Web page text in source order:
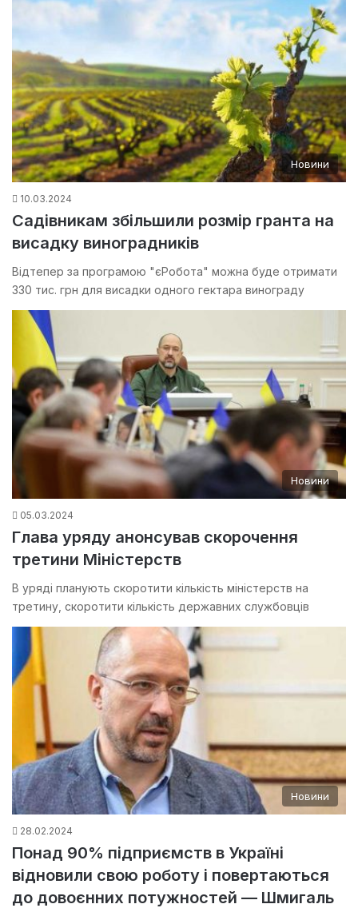
Новини
10.03.2024
Садівникам збільшили розмір гранта на
висадку виноградників
Відтепер за програмою "єРобота" можна буде отримати
330 тис. грн для висадки одного гектара винограду
Новини
05.03.2024
Глава уряду анонсував скорочення
третини Міністерств
В уряді планують скоротити кількість міністерств на
третину, скоротити кількість державних службовців
Новини
28.02.2024
Понад 90% підприємств в Україні
відновили свою роботу і повертаються
до довоєнних потужностей — Шмигаль